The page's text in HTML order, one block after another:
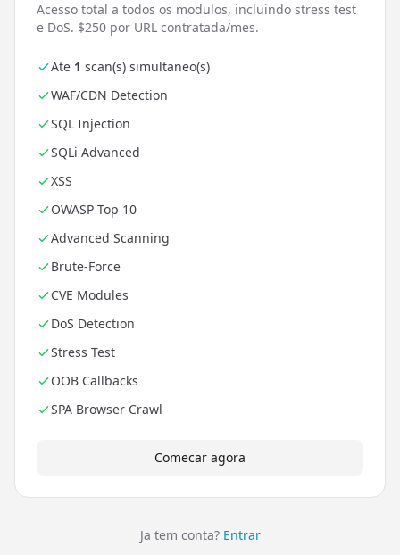
Acesso total a todos os modulos, incluindo stress test
e DoS. $250 por URL contratada/mes.
Ate 1 scan(s) simultaneo(s)
WAF/CDN Detection
SQL Injection
SQLi Advanced
XSS
OWASP Top 10
Advanced Scanning
Brute-Force
CVE Modules
DoS Detection
Stress Test
OOB Callbacks
SPA Browser Crawl
Comecar agora
Ja tem conta? Entrar